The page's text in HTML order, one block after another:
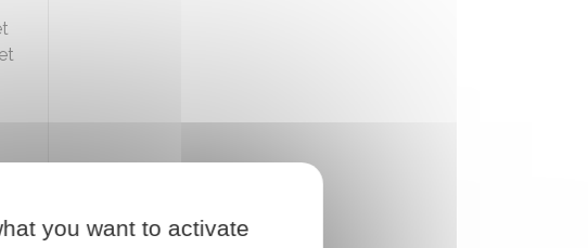
you want to activate